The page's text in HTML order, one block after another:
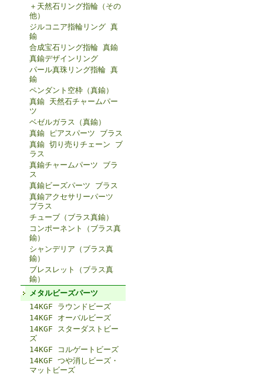
＋天然石リング指輪（その
他）
ジルコニア指輪リング 真
鍮
合成宝石リング指輪 真鍮
真鍮デザインリング
パール真珠リング指輪 真
鍮
ペンダント空枠（真鍮）
真鍮 天然石チャームパー
ツ
ベゼルガラス（真鍮）
真鍮 ピアスパーツ ブラス
真鍮 切り売りチェーン ブ
ラス
真鍮チャームパーツ ブラ
ス
真鍮ビーズパーツ ブラス
真鍮アクセサリーパーツ
ブラス
チューブ（ブラス真鍮）
コンポーネント（ブラス真
鍮）
シャンデリア（ブラス真
鍮）
ブレスレット（ブラス真
鍮）
メタルビーズパーツ
14KGF ラウンドビーズ
14KGF オーバルビーズ
14KGF スターダストビー
ズ
14KGF コルゲートビーズ
14KGF つや消しビーズ・
マットビーズ